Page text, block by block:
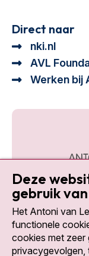
Direct naar
nki.nl
AVL
Werken bij
Social
Deze
gebruik
Het Antoni van
functionele
cookies met zeer
privacygevolgen,